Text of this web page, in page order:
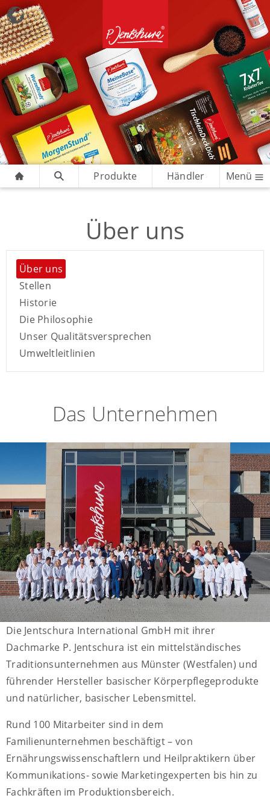
Produkte Händler Menü
Über uns
Über uns
Stellen
Historie
Die Philosophie
Unser Qualitätsversprechen
Umweltleitlinien
Das Unternehmen
Die Jentschura International GmbH mit ihrer
Dachmarke P. Jentschura ist ein mittelständisches
Traditionsunternehmen aus Münster (Westfalen) und
führender Hersteller basischer Körperpflegeprodukte
und natürlicher, basischer Lebensmittel.
Rund 100 Mitarbeiter sind in dem
Familienunternehmen beschäftigt – von
Ernährungswissenschaftlern und Heilpraktikern über
Kommunikations- sowie Marketingexperten bis hin zu
Fachkräften im Produktionsbereich.